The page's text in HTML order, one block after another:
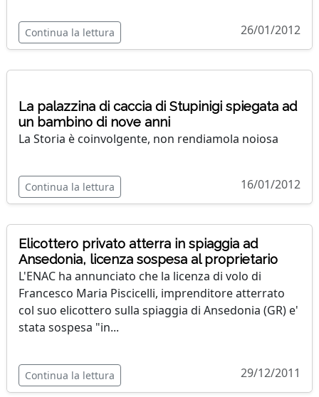
Continua la lettura 26/01/2012
La palazzina di caccia di Stupinigi spiegata ad
un bambino di nove anni
La Storia è coinvolgente, non rendiamola noiosa
Continua la lettura 16/01/2012
Elicottero privato atterra in spiaggia ad
Ansedonia, licenza sospesa al proprietario
L'ENAC ha annunciato che la licenza di volo di
Francesco Maria Piscicelli, imprenditore atterrato
col suo elicottero sulla spiaggia di Ansedonia (GR) e'
stata sospesa "in...
Continua la lettura 29/12/2011